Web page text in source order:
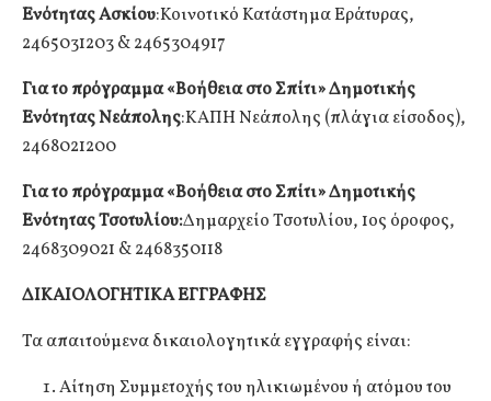
Ενότητας Ασκίου:Κοινοτικό Κατάστημα Εράτυρας,
2465031203 & 2465304917
Για το πρόγραμμα «Βοήθεια στο Σπίτι» Δημοτικής
Ενότητας Νεάπολης:ΚΑΠΗ Νεάπολης (πλάγια είσοδος),
2468021200
Για το πρόγραμμα «Βοήθεια στο Σπίτι» Δημοτικής
Ενότητας Τσοτυλίου:Δημαρχείο Τσοτυλίου, 1ος όροφος,
2468309021 & 2468350118
ΔΙΚΑΙΟΛΟΓΗΤΙΚΑ ΕΓΓΡΑΦΗΣ
Τα απαιτούμενα δικαιολογητικά εγγραφής είναι:
Αίτηση Συμμετοχής του ηλικιωμένου ή ατόμου του